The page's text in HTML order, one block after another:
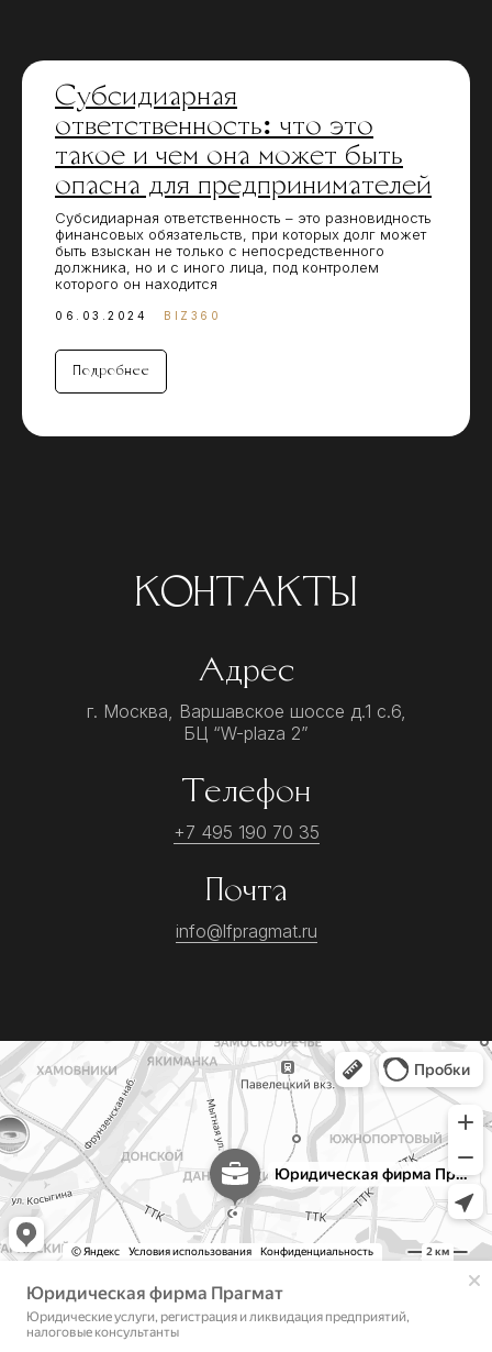
Субсидиарная
ответственность: что это
такое и чем она может быть
опасна для предпринимателей
Субсидиарная ответственность – это разновидность
финансовых обязательств, при которых долг может
быть взыскан не только с непосредственного
должника, но и с иного лица, под контролем
которого он находится
06.03.2024 BIZ360
Подробнее
КОНТАКТЫ
Адрес
г. Москва, Варшавское шоссе д.1 с.6,
БЦ “W-plaza 2”
Телефон
+7 495 190 70 35
Почта
info@lfpragmat.ru